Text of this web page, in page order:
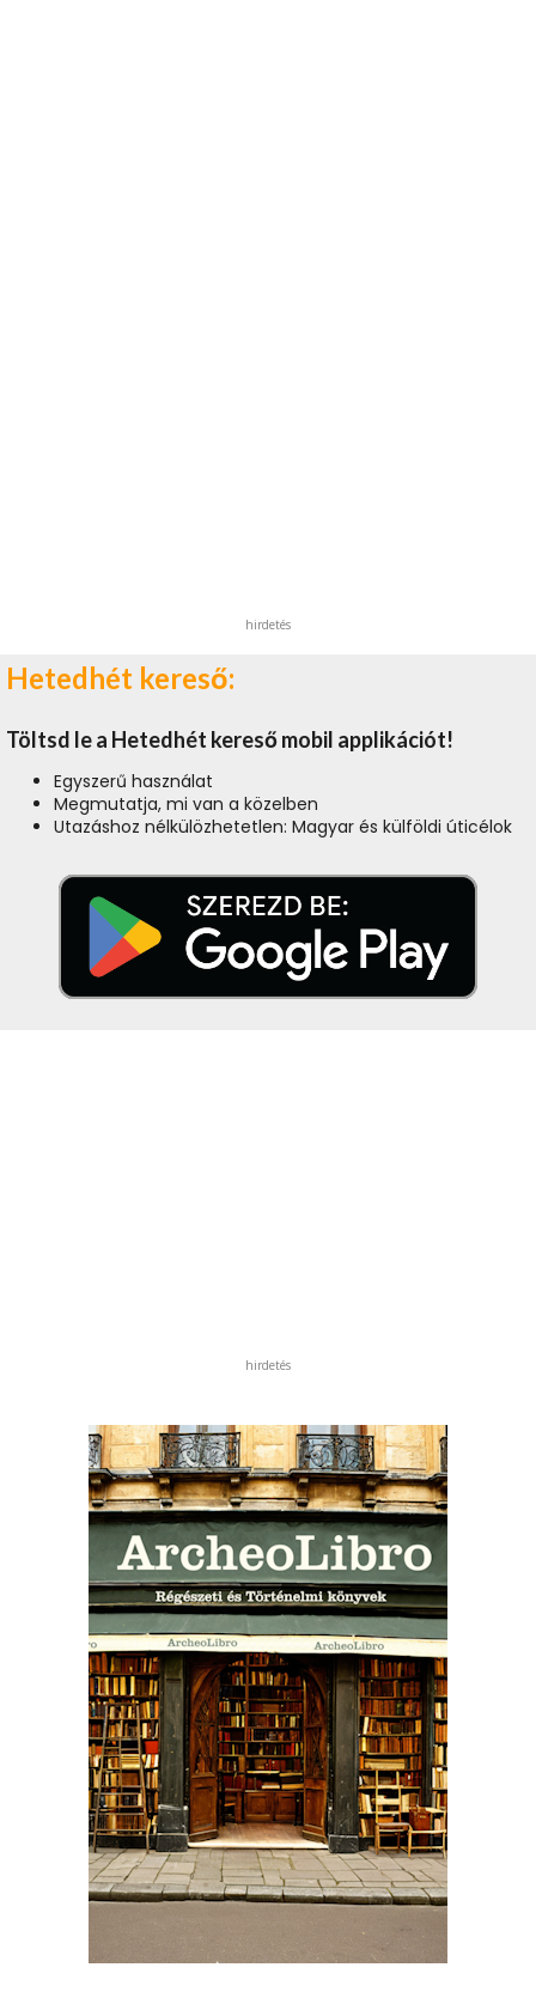
hirdetés
Hetedhét kereső:
Töltsd le a Hetedhét kereső mobil applikációt!
Egyszerű használat
Megmutatja, mi van a közelben
Utazáshoz nélkülözhetetlen: Magyar és külföldi úticélok
hirdetés